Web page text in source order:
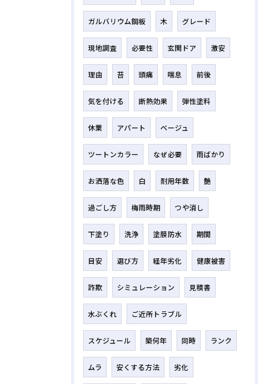
ガルバリウム鋼板 木 グレード
現地調査 必要性 玄関ドア 激安
理由 苔 頭痛 喘息 前後
気を付ける 断熱効果 弾性塗料
休業 アパート ベージュ
ツートンカラー なぜ必要 雨ばかり
お洒落な色 白 耐用年数 艶
過ごし方 梅雨時期 つや消し
下塗り 洗浄 塗膜防水 期間
目安 選び方 経年劣化 健康被害
詐欺 シミュレーション 見積書
水ぶくれ ご近所トラブル
スケジュール 築何年 同時 ランク
ムラ 安くする方法 劣化